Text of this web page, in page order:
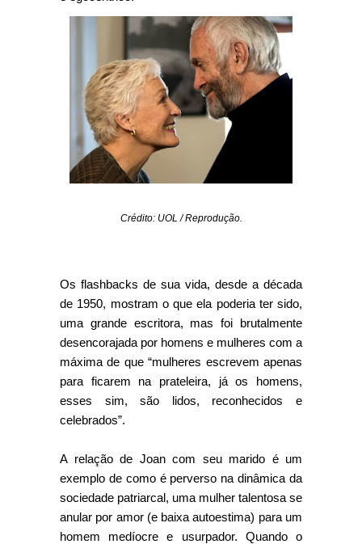
Crédito: UOL / Reprodução.
Os flashbacks de sua vida, desde a década
de 1950, mostram o que ela poderia ter sido,
uma grande escritora, mas foi brutalmente
desencorajada por homens e mulheres com a
máxima de que “mulheres escrevem apenas
para ficarem na prateleira, já os homens,
esses sim, são lidos, reconhecidos e
celebrados”.
A relação de Joan com seu marido é um
exemplo de como é perverso na dinâmica da
sociedade patriarcal, uma mulher talentosa se
anular por amor (e baixa autoestima) para um
homem medíocre e usurpador. Quando o